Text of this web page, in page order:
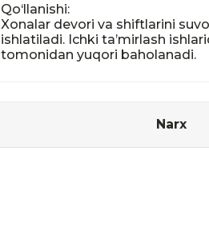
Qo‘llanishi:
Xonalar devori va shiftlarini
ishlatiladi. Ichki ta’mirlash
tomonidan yuqori baholanadi.
Narx